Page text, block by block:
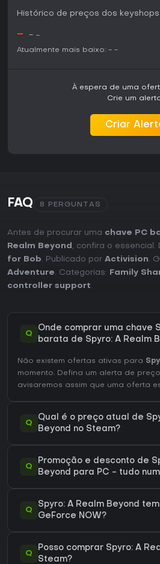
exploração devem encontrar no
single-player focada, com
terá o caminho mais direto para
até o momento.
Histórico de preços dos keyshops
- - -
Atualmente mais baixo: - -
À espera de uma
Crie um
Criar
FAQ 8 PERGUNTAS
Antes de procurar uma chave PC
Realm Beyond , confira o essencial.
for Bob. Publicado por Activision.
Adventure. Categorias: Family
controller support.
Q
Onde comprar uma chave
barata de Spyro: A Realm
Não existem ofertas ativas para
momento. Defina um alerta de
avisaremos assim que uma oferta
Q
Qual é o preço atual de
Beyond no Steam?
Q
Promoção e desconto de
Beyond para PC - tudo
Q
Spyro: A Realm Beyond
GeForce NOW?
Q
Posso comprar Spyro: A
Steam?